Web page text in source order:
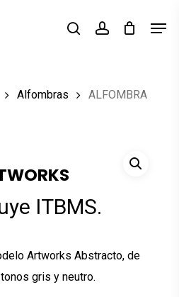
searchaccount
Alfombras
ALFOMBRA
ITBMS.
Artworks Abstracto, de
gris y neutro.